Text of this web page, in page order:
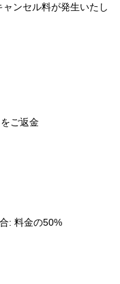
ンセル料が発生いたし
ご返金
: 料金の50%